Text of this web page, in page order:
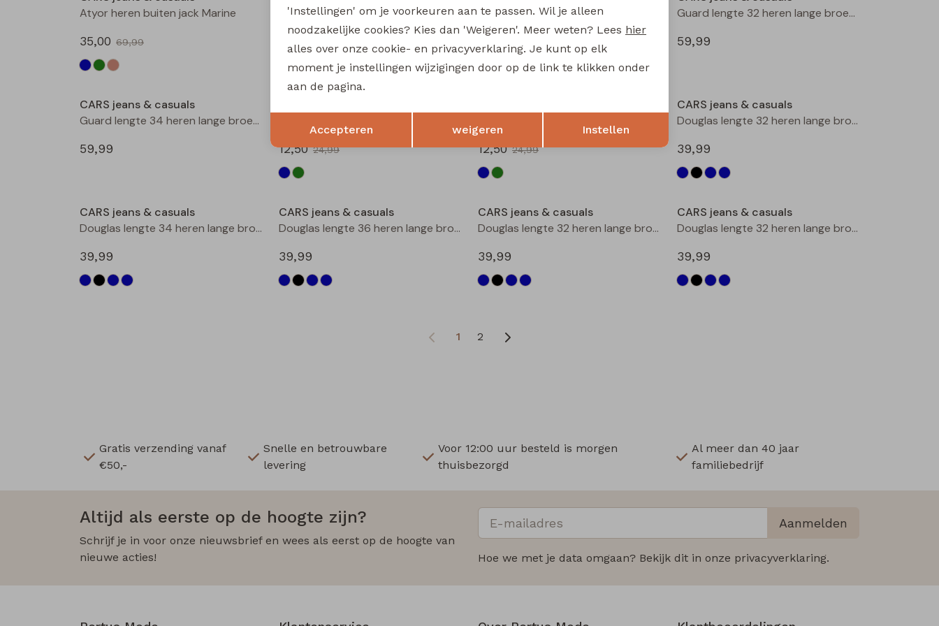
Atyor heren buiten jack Marine
35,00 69,99
Atyor heren buiten jack army groen
Atyor heren buiten jack Kit
Guard lengte 32 heren lange broek d.stone denim
59,99
CARS jeans & casuals
Guard lengte 34 heren lange broek d.stone denim
59,99
Sale
12,50 24,99
12,50 24,99
CARS jeans & casuals
Douglas lengte 32 heren lange broek l.stone denim
39,99
CARS jeans & casuals
Douglas lengte 34 heren lange broek l.stone denim
39,99
CARS jeans & casuals
Douglas lengte 36 heren lange broek l.stone denim
39,99
CARS jeans & casuals
Douglas lengte 32 heren lange broek Dark used
39,99
CARS jeans & casuals
Douglas lengte 32 heren lange broek Black denim
39,99
1 2
Gratis verzending vanaf
€50,-
Snelle en betrouwbare
levering
Voor 12:00 uur besteld is morgen
thuisbezorgd
Al meer dan 40 jaar
familiebedrijf
Altijd als eerste op de hoogte zijn?
Schrijf je in voor onze nieuwsbrief en wees als eerst op de hoogte van
nieuwe acties!
Aanmelden
Hoe we met je data omgaan? Bekijk dit in onze privacyverklaring.
Terug Opslaan
'Instellingen' om je voorkeuren aan te passen. Wil je alleen
noodzakelijke cookies? Kies dan 'Weigeren'. Meer weten? Lees hier
alles over onze cookie- en privacyverklaring. Je kunt op elk
moment je instellingen wijzigingen door op de link te klikken onder
aan de pagina.
Accepteren weigeren Instellen